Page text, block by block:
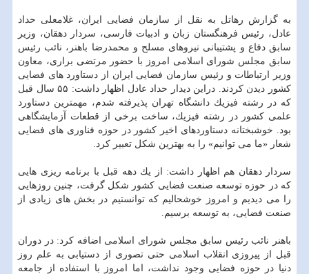
به گزارش رهاتل به نقل از سازمان فضایی ایران، غلامعلی حداد
عادل، رئیس فرهنگستان زبان و ادبیات فارسی، سردار دهقان، وزیر
سابق دفاع و پشتیبانی نیروهای مسلح و محمدرضا باهنر، نائب رئیس
سابق مجلس شورای اسلامی امروز با حضور مرتضی براری، معاون
وزیر ارتباطات و رئیس سازمان فضایی ایران از دستاورد های فضایی
كشور دیدن كردند. دراین دیدار حداد عادل اظهار داشت: ۵۵ سال قبل
كه در رشته فیزیك دانشگاه تهران پذیرفته شدم، مهمترین دستاورد
علمی كشور در رشته فیزیك، ساخت برخی از قطعات آزمایشگاهی
بود. خوشبختانه دستاوردهای اخیر كشور در حوزه فناوری های فضایی
شعار «ما می توانیم» را به بهترین شكل تعبیر كرد.
سردار دهقان هم اظهار داشت: از یك دهه قبل با برنامه ریزی هایی
كه در حوزه توسعه صنعت فضایی كشور شكل گرفت، چنین روزهایی
را می دیدیم و امروز خوشحالیم كه توانستیم در بخش های زیادی از
صنعت فضایی، به توسعه برسیم.
باهنر نائب رئیس سابق مجلس شورای اسلامی اضافه كرد: در دوران
قبل از پیروزی انقلاب اسلامی حتی تصوری از دستیابی به علم روز
دنیا در حوزه فضایی وجود نداشت، اما امروز با استفاده از جامعه